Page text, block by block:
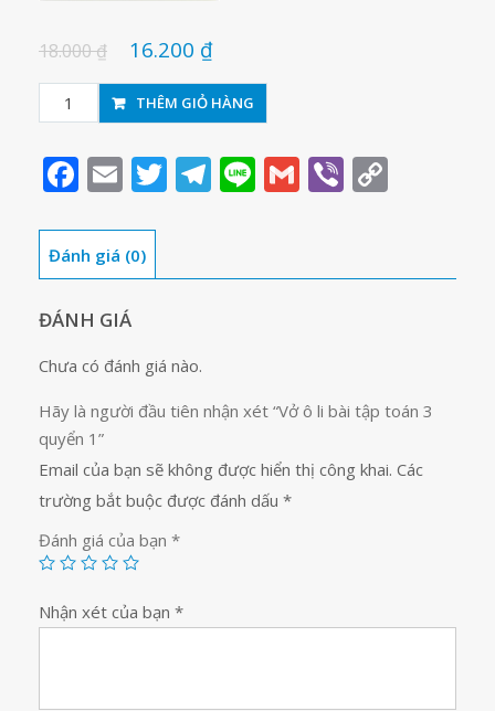
18.000₫ 16.200 ₫
ô
bài
toán
1
lượng
THÊM GIỎ HÀNG
Facebook
EmailTwitter
Telegram
LineGmail
Viber
Đánh giá (0)
ĐÁNH GIÁ
Chưa có đánh giá nào.
Hãy là người đầu tiên nhận xét “Vở ô li bài tập toán 3
quyển 1”
Email của bạn sẽ không được hiển thị công khai. Các
trường bắt buộc được đánh dấu *
Đánh giá của bạn *
Nhận xét của bạn *